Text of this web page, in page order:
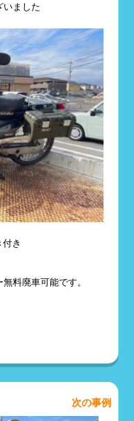
いました
き
料廃車可能です。
次の事例